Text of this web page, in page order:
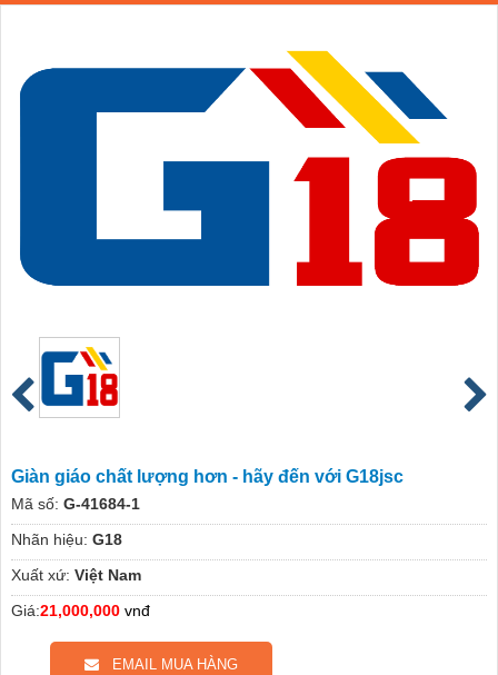
Giàn giáo chất lượng hơn - hãy đến với G18jsc
Mã số: G-41684-1
Nhãn hiệu: G18
Xuất xứ: Việt Nam
Giá:21,000,000 vnđ
EMAIL MUA HÀNG